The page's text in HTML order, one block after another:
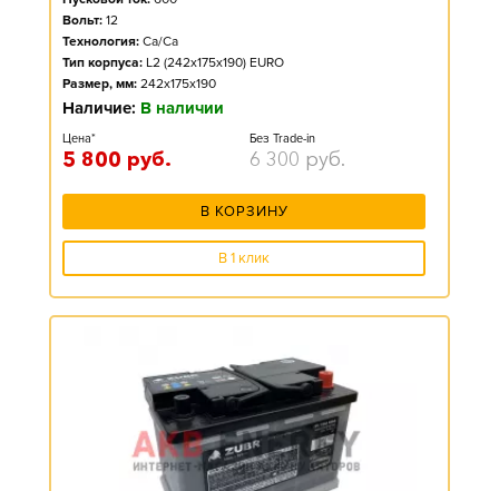
Вольт: 12
Технология: Ca/Ca
Тип корпуса: L2 (242x175x190) EURO
Размер, мм: 242x175x190
Наличие: В наличии
Цена*
5 800 руб.
Без Trade-in
6 300 руб.
В КОРЗИНУ
В 1 клик